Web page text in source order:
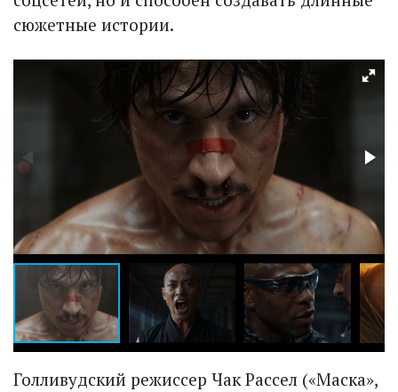
сюжетные истории.
Голливудский режиссер Чак Рассел («Маска»,